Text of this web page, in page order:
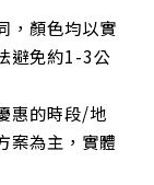
，顏色均以實
避免約1-3公
惠的時段/地
案為主，實體